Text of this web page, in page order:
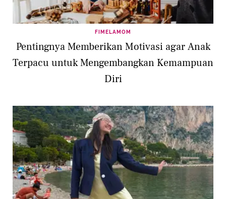
FIMELAMOM
Pentingnya Memberikan Motivasi agar Anak
Terpacu untuk Mengembangkan Kemampuan
Diri